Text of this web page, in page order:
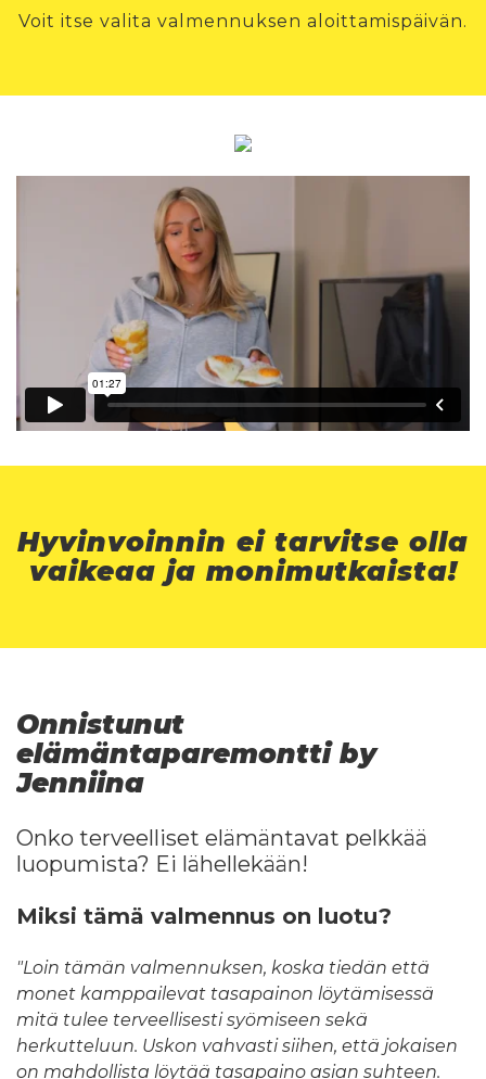
Voit itse valita valmennuksen aloittamispäivän.
Hyvinvoinnin ei tarvitse olla
vaikeaa ja monimutkaista!
Onnistunut
elämäntaparemontti by
Jenniina
Onko terveelliset elämäntavat pelkkää
luopumista? Ei lähellekään!
Miksi tämä valmennus on luotu?
"Loin tämän valmennuksen, koska tiedän että
monet kamppailevat tasapainon löytämisessä
mitä tulee terveellisesti syömiseen sekä
herkutteluun. Uskon vahvasti siihen, että jokaisen
on mahdollista löytää tasapaino asian suhteen.